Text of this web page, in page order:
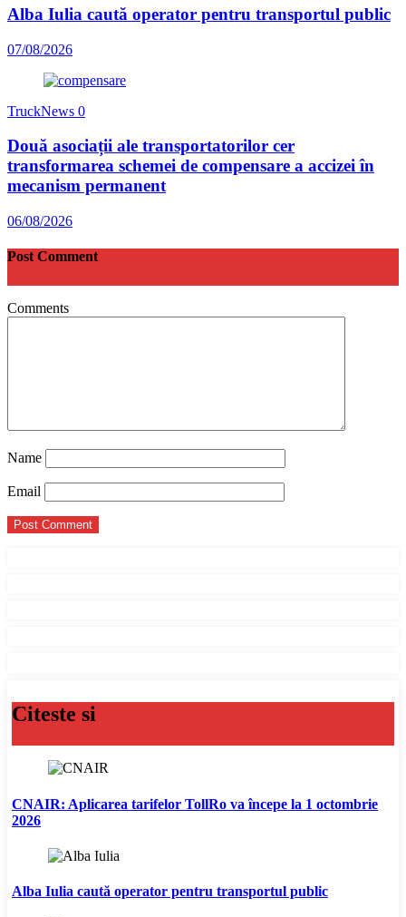
Alba Iulia caută operator pentru transportul public
07/08/2026
TruckNews 0
Două asociații ale transportatorilor cer
transformarea schemei de compensare a accizei în
mecanism permanent
06/08/2026
Post Comment
Comments
Name
Email
Citeste si
CNAIR: Aplicarea tarifelor TollRo va începe la 1 octombrie
2026
Alba Iulia caută operator pentru transportul public